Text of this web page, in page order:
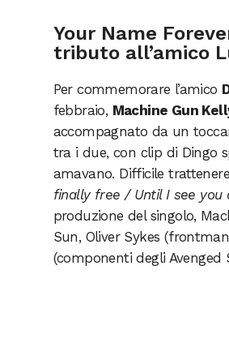
Your Name
tributo all’amico
Per commemorare l’amico
febbraio, Machine Gun
accompagnato da un
tra i due, con clip di Dingo
amavano. Difficile
finally free / Until I see you
produzione del singolo,
Sun, Oliver Sykes
(componenti degli Avenged